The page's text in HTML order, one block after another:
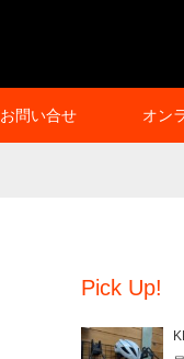
お問い合せ オン
Pick Up!